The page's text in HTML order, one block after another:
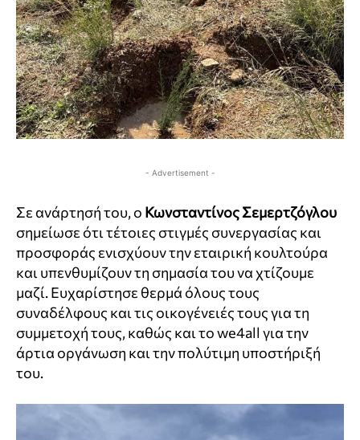
- Advertisement -
Σε ανάρτησή του, ο Κωνσταντίνος Σεμερτζόγλου
σημείωσε ότι τέτοιες στιγμές συνεργασίας και
προσφοράς ενισχύουν την εταιρική κουλτούρα
και υπενθυμίζουν τη σημασία του να χτίζουμε
μαζί. Ευχαρίστησε θερμά όλους τους
συναδέλφους και τις οικογένειές τους για τη
συμμετοχή τους, καθώς και το we4all για την
άρτια οργάνωση και την πολύτιμη υποστήριξή
του.